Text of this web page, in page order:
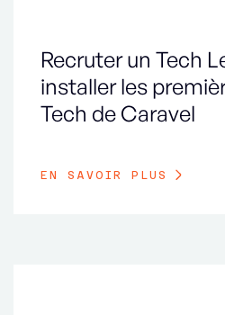
Recruter un Tech
installer les
Tech de Caravel
EN SAVOIR PLUS